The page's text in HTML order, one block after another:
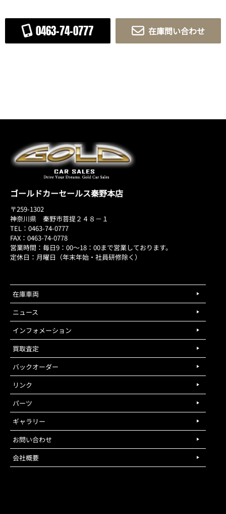
0463-74-0777 在庫問い合わせ
ゴールドカーセールス秦野本店
〒259-1302
神奈川県 秦野市菩提２４８－１
TEL：0463-74-0777
FAX：0463-74-0778
営業時間：毎日9：00～18：00まで営業しております。
定休日：月曜日（年末年始・社員研修除く）
在庫車両
ニュース
インフォメーション
買取査定
バックオーダー
リンク
パーツ
ギャラリー
お問い合わせ
会社概要